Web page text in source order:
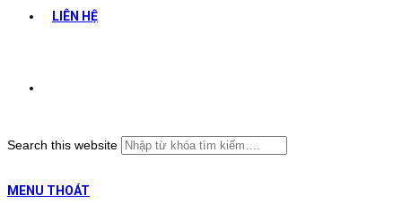
LIÊN HỆ
Search this website
MENU THOÁT